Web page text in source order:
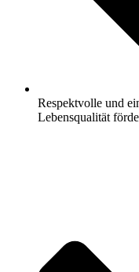
Respektvolle und
Lebensqualität